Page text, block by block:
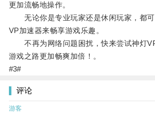
更加流畅地操作。
无论你是专业玩家还是休闲玩家，都可
VP加速器来畅享游戏乐趣。
不再为网络问题困扰，快来尝试神灯
游戏之路更加畅爽加倍！。
#3#
评论
游客